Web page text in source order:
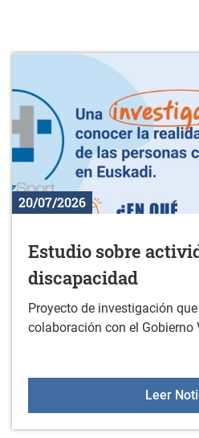
20/07/2026
Estudio sobre
discapacidad
Proyecto de investigación
colaboración con el Gobierno
Leer